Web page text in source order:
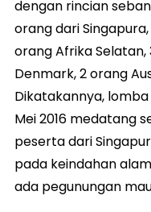
dengan rincian
orang dari
orang Afrika Selatan,
Denmark, 2 orang
Dikatakannya,
Mei 2016 medatang
peserta dari
pada keindahan
ada pegunungan